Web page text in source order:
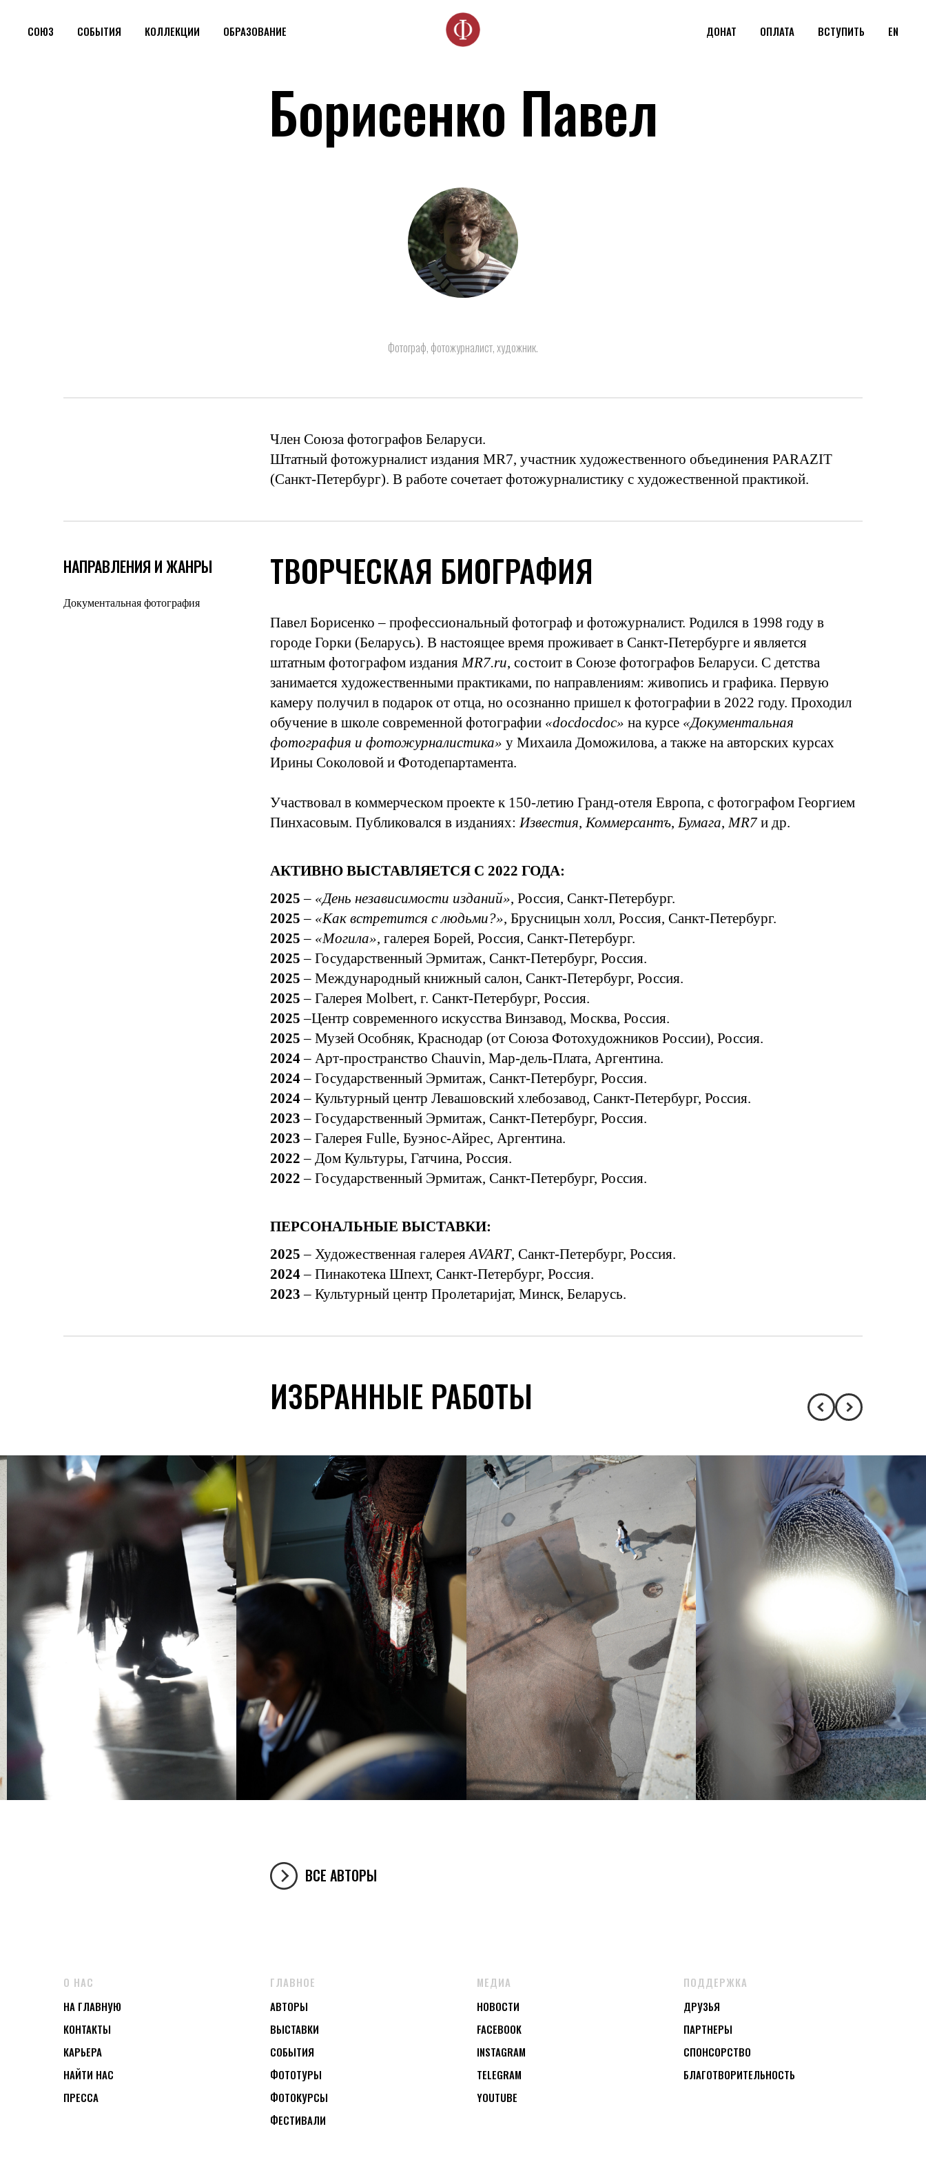
СОЮЗ СОБЫТИЯ КОЛЛЕКЦИИ ОБРАЗОВАНИЕ ДОНАТ ОПЛАТА ВСТУПИТЬ EN
Борисенко Павел
Фотограф, фотожурналист, художник.
Член Союза фотографов Беларуси.
Штатный фотожурналист издания MR7, участник художественного объединения PARAZIT
(Санкт-Петербург). В работе сочетает фотожурналистику с художественной практикой.
НАПРАВЛЕНИЯ И ЖАНРЫ
Документальная фотография
ТВОРЧЕСКАЯ БИОГРАФИЯ
Павел Борисенко – профессиональный фотограф и фотожурналист. Родился в 1998 году в
городе Горки (Беларусь). В настоящее время проживает в Санкт-Петербурге и является
штатным фотографом изданияMR7.ru, состоит в Союзе фотографов Беларуси. С детства
занимается художественными практиками, по направлениям: живопись и графика. Первую
камеру получил в подарок от отца, но осознанно пришел к фотографии в 2022 году. Проходил
обучение в школе современной фотографии «docdocdoc» на курсе «Документальная
фотография и фотожурналистика» у Михаила Доможилова, а также на авторских курсах
Ирины Соколовой и Фотодепартамента.
Участвовал в коммерческом проекте к 150-летию Гранд-отеля Европа, с фотографом Георгием
Пинхасовым. Публиковался в изданиях:Известия,Коммерсантъ,Бумага,MR7и др.
АКТИВНО ВЫСТАВЛЯЕТСЯ С 2022 ГОДА:
2025 – «День независимости изданий», Россия, Санкт-Петербург.
2025– «Как встретится с людьми?», Брусницын холл, Россия, Санкт-Петербург.
2025 – «Могила», галерея Борей, Россия, Санкт-Петербург.
2025– Государственный Эрмитаж, Санкт-Петербург, Россия.
2025 – Международный книжный салон, Санкт-Петербург, Россия.
2025– Галерея Molbert, г. Санкт-Петербург, Россия.
2025–Центр современного искусства Винзавод, Москва, Россия.
2025– Музей Особняк, Краснодар (от Союза Фотохудожников России), Россия.
2024– Арт-пространство Chauvin, Мар-дель-Плата, Аргентина.
2024– Государственный Эрмитаж, Санкт-Петербург, Россия.
2024– Культурный центр Левашовский хлебозавод, Санкт-Петербург, Россия.
2023– Государственный Эрмитаж, Санкт-Петербург, Россия.
2023– Галерея Fulle, Буэнос-Айрес, Аргентина.
2022– Дом Культуры, Гатчина, Россия.
2022– Государственный Эрмитаж, Санкт-Петербург, Россия.
ПЕРСОНАЛЬНЫЕ ВЫСТАВКИ:
2025– Художественная галереяAVART, Санкт-Петербург, Россия.
2024– Пинакотека Шпехт, Санкт-Петербург, Россия.
2023– Культурный центр Пролетариjат, Минск, Беларусь.
ИЗБРАННЫЕ РАБОТЫ
ВСЕ АВТОРЫ
О НАС
НА ГЛАВНУЮ
КОНТАКТЫ
КАРЬЕРА
НАЙТИ НАС
ПРЕССА
ГЛАВНОЕ
АВТОРЫ
ВЫСТАВКИ
СОБЫТИЯ
ФОТОТУРЫ
ФОТОКУРСЫ
ФЕСТИВАЛИ
МЕДИА
НОВОСТИ
FACEBOOK
INSTAGRAM
TELEGRAM
YOUTUBE
ПОДДЕРЖКА
ДРУЗЬЯ
ПАРТНЕРЫ
СПОНСОРСТВО
БЛАГОТВОРИТЕЛЬНОСТЬ